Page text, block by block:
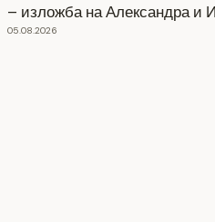
– изложба на Александра и
05.08.2026